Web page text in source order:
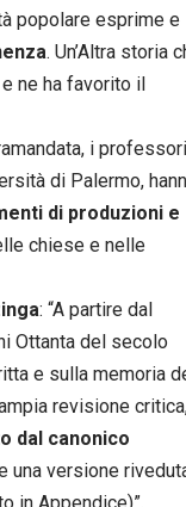
popolare esprime e
. Un’Altra storia
ne ha favorito il
i professori
di Palermo,
di produzioni e
chiese e nelle
: “A partire dal
Ottanta del secolo
e sulla memoria
revisione
dal canonico
una versione
in Appendice)”.